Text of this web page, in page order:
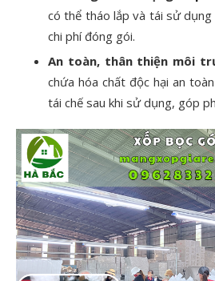
có thể tháo lắp và tái sử dụng
chi phí đóng gói.
An toàn, thân thiện môi
chứa hóa chất độc hại an
tái chế sau khi sử dụng, góp